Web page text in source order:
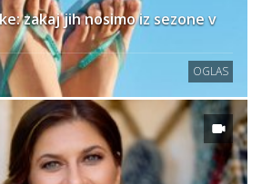
zakaj jih nosimo iz sezone v
OGLAS